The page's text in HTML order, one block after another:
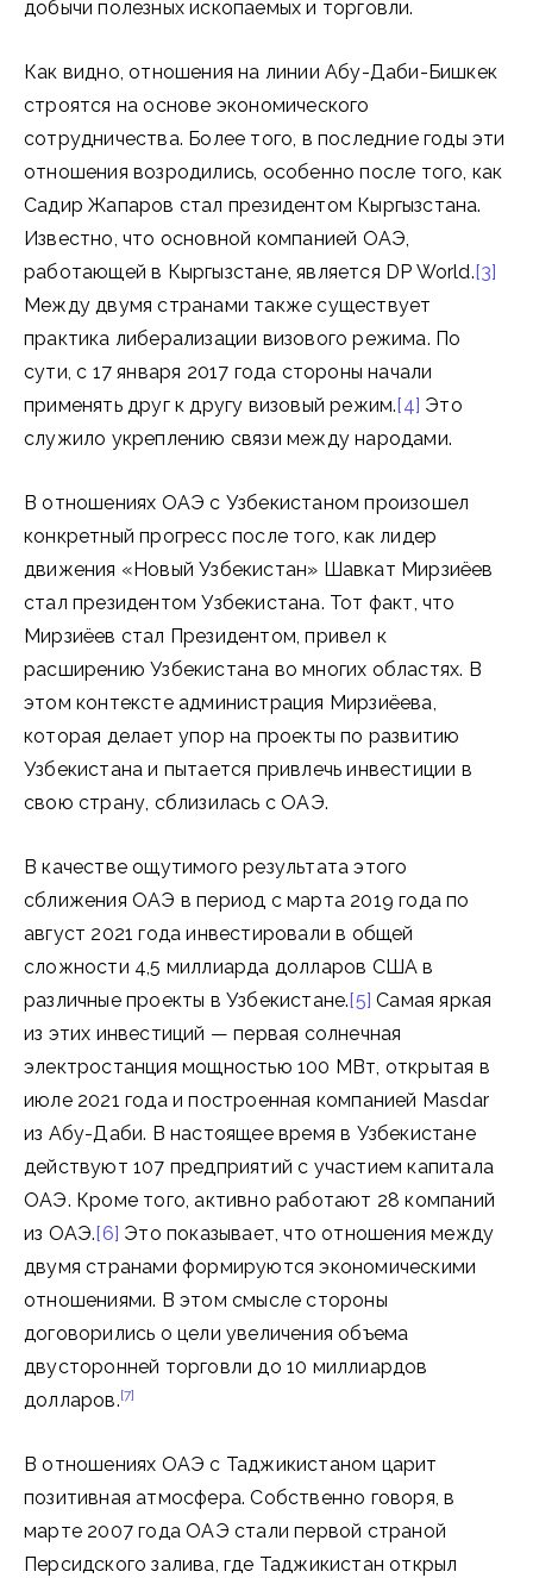
добычи полезных ископаемых и торговли.
Как видно, отношения на линии Абу-Даби-Бишкек
строятся на основе экономического
сотрудничества. Более того, в последние годы эти
отношения возродились, особенно после того, как
Садир Жапаров стал президентом Кыргызстана.
Известно, что основной компанией ОАЭ,
работающей в Кыргызстане, является DP World.[3]
Между двумя странами также существует
практика либерализации визового режима. По
сути, с 17 января 2017 года стороны начали
применять друг к другу визовый режим.[4] Это
служило укреплению связи между народами.
В отношениях ОАЭ с Узбекистаном произошел
конкретный прогресс после того, как лидер
движения «Новый Узбекистан» Шавкат Мирзиёев
стал президентом Узбекистана. Тот факт, что
Мирзиёев стал Президентом, привел к
расширению Узбекистана во многих областях. В
этом контексте администрация Мирзиёева,
которая делает упор на проекты по развитию
Узбекистана и пытается привлечь инвестиции в
свою страну, сблизилась с ОАЭ.
В качестве ощутимого результата этого
сближения ОАЭ в период с марта 2019 года по
август 2021 года инвестировали в общей
сложности 4,5 миллиарда долларов США в
различные проекты в Узбекистане.[5] Самая яркая
из этих инвестиций — первая солнечная
электростанция мощностью 100 МВт, открытая в
июле 2021 года и построенная компанией Masdar
из Абу-Даби. В настоящее время в Узбекистане
действуют 107 предприятий с участием капитала
ОАЭ. Кроме того, активно работают 28 компаний
из ОАЭ.[6] Это показывает, что отношения между
двумя странами формируются экономическими
отношениями. В этом смысле стороны
договорились о цели увеличения объема
двусторонней торговли до 10 миллиардов
долларов.[7]
В отношениях ОАЭ с Таджикистаном царит
позитивная атмосфера. Собственно говоря, в
марте 2007 года ОАЭ стали первой страной
Персидского залива, где Таджикистан открыл